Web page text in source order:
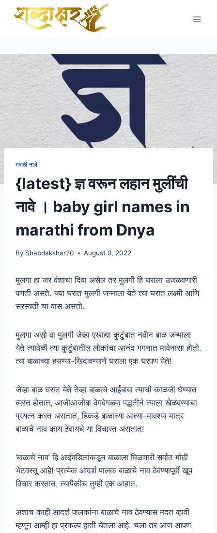
मराठी नावे
{latest} ज्ञ वरून लहान मुलींची
नावे । baby girl names in
marathi from Dnya
By Shabdakshar20 August 9, 2022
मुलगा हा जर वंशाचा दिवा असेल तर मुलगी हि घराला उजळवणारी
पणती असते. ज्या घरात मुलगी जन्माला येते त्या घरात लक्ष्मी आणि
सरस्वती चा वास असतो.
मुलगा असो वा मुलगी जेव्हा एखाद्या कुटुंबात नवीन बाळ जन्माला
येते त्यावेळी त्या कुटुंबातील लोकांचा आनंद गगनात मावेनासा होतो.
त्या बाळाच्या हसण्या-खिदळण्याने घराला एक घरपण येते!
जेव्हा बाळ घरात येते तेव्हा बाळाचे आईबाबा त्याची काळजी घेण्यात
व्यस्त होतात, आजीआजोबा वेगवेगळ्या पद्धतीने त्याला खेळवण्याचा
प्रयत्न करत असतात, हिकडे बाळाच्या आत्या-मावश्या मात्र
बाळाचे नाव काय ठेवायचे या विचारत असतात!
‘बाळाचे नाव’ हि आईवडिलांकडून बाळाला मिळणारी सर्वात मोठी
भेटवस्तू आहे! प्रत्येक आदर्श पालक बाळाचे नाव ठेवण्यापूर्वी खूप
विचार करतात. त्यापैकीच तुम्ही एक आहात.
अशाच काही आदर्श पालकांना बाळाचे नाव ठेवण्यास मदत व्हावी
म्हणून आम्ही हा प्रकल्प हाती घेतला आहे. चला तर आज आपण